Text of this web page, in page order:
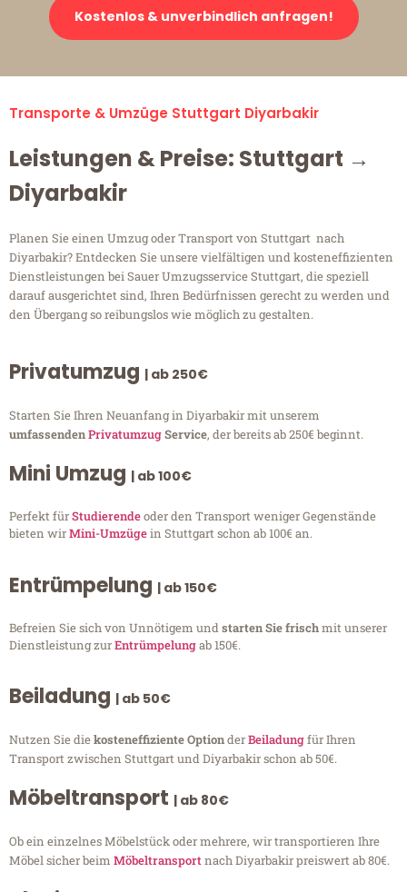
Kostenlos & unverbindlich anfragen!
Transporte & Umzüge Stuttgart Diyarbakir
Leistungen & Preise: Stuttgart →
Diyarbakir
Planen Sie einen Umzug oder Transport von Stuttgart nach
Diyarbakir? Entdecken Sie unsere vielfältigen und kosteneffizienten
Dienstleistungen bei Sauer Umzugsservice Stuttgart, die speziell
darauf ausgerichtet sind, Ihren Bedürfnissen gerecht zu werden und
den Übergang so reibungslos wie möglich zu gestalten.
Privatumzug | ab 250€
Starten Sie Ihren Neuanfang in Diyarbakir mit unserem
umfassendenPrivatumzugService, der bereits ab 250€ beginnt.
Mini Umzug | ab 100€
Perfekt fürStudierendeoder den Transport weniger Gegenstände
bieten wirMini-Umzügein Stuttgart schon ab 100€ an.
Entrümpelung | ab 150€
Befreien Sie sich von Unnötigem undstarten Sie frischmit unserer
Dienstleistung zurEntrümpelungab 150€.
Beiladung | ab 50€
Nutzen Sie diekosteneffiziente OptionderBeiladungfür Ihren
Transport zwischen Stuttgart und Diyarbakir schon ab 50€.
Möbeltransport | ab 80€
Ob ein einzelnes Möbelstück oder mehrere, wir transportieren Ihre
Möbel sicher beim Möbeltransportnach Diyarbakir preiswert ab 80€.